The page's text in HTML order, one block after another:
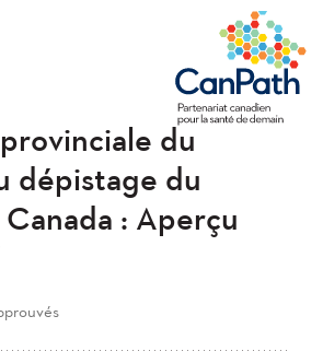
du
dépistage du
: Aperçu